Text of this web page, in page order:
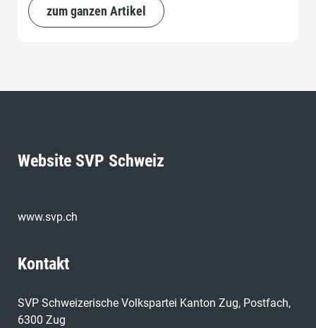
und mit Schutzmaske verständigen konnten. Doch
auch die Ergebnisse der Volksabstimmung vom 27.
zum ganzen Artikel
Website SVP Schweiz
www.svp.ch
Kontakt
SVP Schweizerische Volkspartei Kanton Zug, Postfach,
6300 Zug